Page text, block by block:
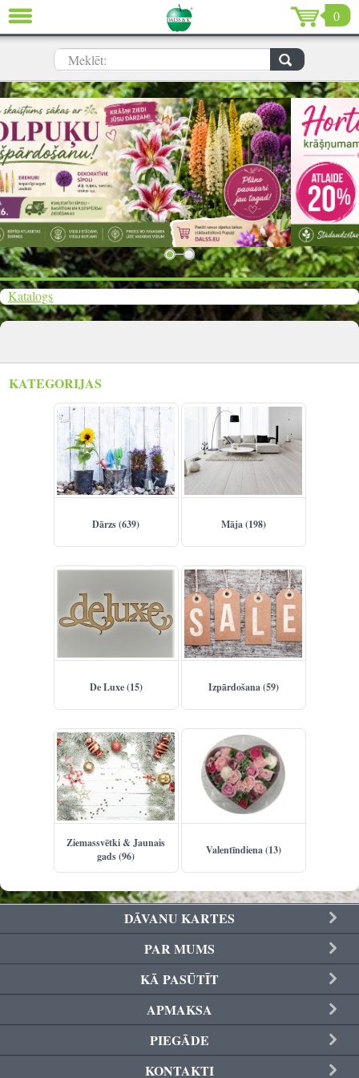
0
Meklēt:
Katalogs
KATEGORIJAS
Dārzs (639) Māja (198)
De Luxe (15) Izpārdošana (59)
Ziemassvētki & Jaunais
gads (96)
Valentīndiena (13)
DĀVANU KARTES
PAR MUMS
KĀ PASŪTĪT
APMAKSA
PIEGĀDE
KONTAKTI
AIZVĒRT
Dārzs (639)
Māja (198)
De Luxe (15)
Izpārdošana (59)
Ziemassvētki & Jaunais gads (96)
Valentīndiena (13)
Reģistrēties